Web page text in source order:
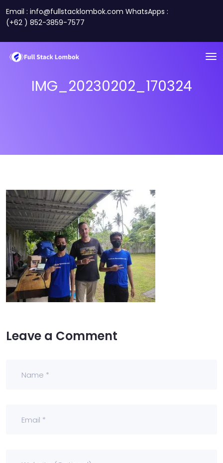
Email : info@fullstacklombok.com WhatsApps :
(+62 ) 852-3859-7577
IMG_20230202_170324
Leave a Comment